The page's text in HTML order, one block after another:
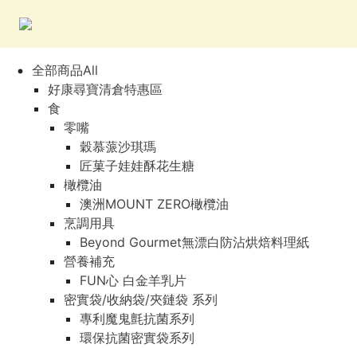
全部商品All
好康尋寶清倉特惠區
食
零嘴
穀慕蒎沙琪瑪
匠菓子娃娃酥花生糖
橄欖油
澳洲MOUNT ZERO橄欖油
烹調用具
Beyond Gourmet無漂白防沾烘焙料理紙
營養補充
FUN心 白金羊乳片
密實袋/收納袋/夾鏈袋 系列
專利魔鬼氈抗菌系列
環保抗菌密實袋系列